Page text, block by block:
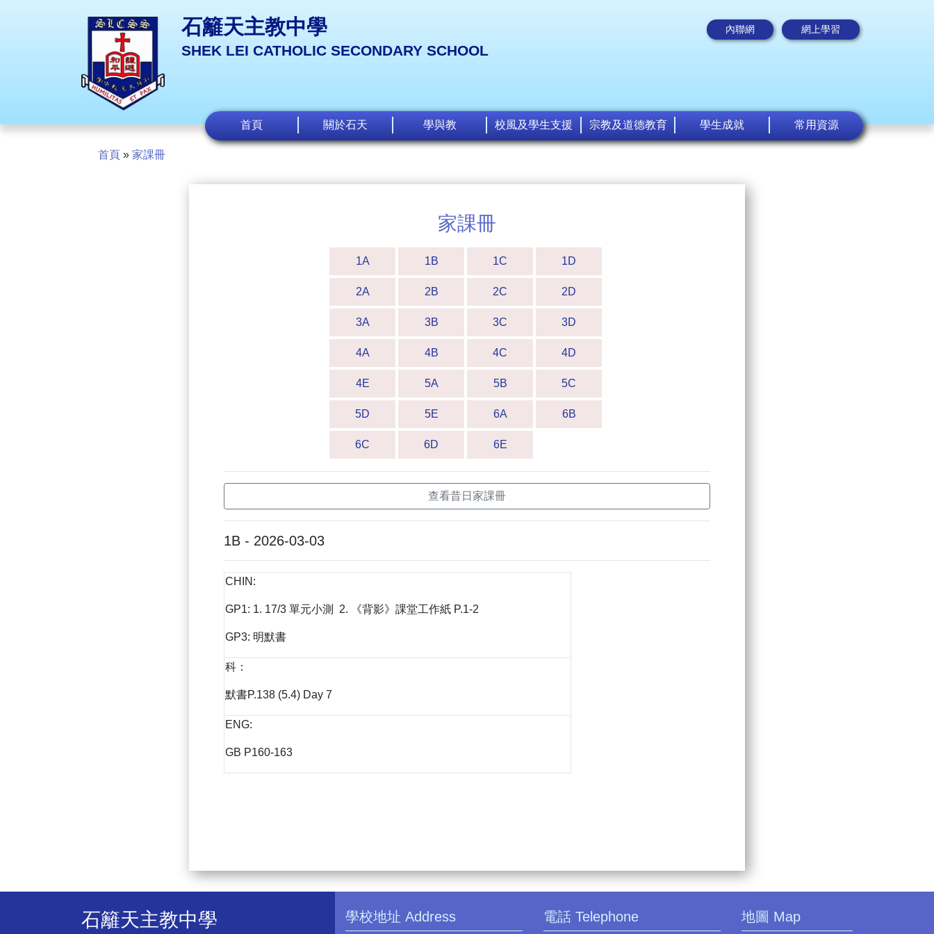
石籬天主教中學
SHEK LEI CATHOLIC SECONDARY SCHOOL
內聯網 網上學習
首頁 關於石天 學與教 校風及學生支援 宗教及道德教育 學生成就 常用資源
首頁 » 家課冊
家課冊
1A 1B 1C 1D
2A 2B 2C 2D
3A 3B 3C 3D
4A 4B 4C 4D
4E 5A 5B 5C
5D 5E 6A 6B
6C 6D 6E
查看昔日家課冊
1B - 2026-03-03
CHIN:
GP1: 1. 17/3 單元小測 2. 《背影》課堂工作紙 P.1-2
GP3: 明默書
科：
默書P.138 (5.4) Day 7
ENG:
GB P160-163
石籬天主教中學 學校地址 Address 電話 Telephone 地圖 Map